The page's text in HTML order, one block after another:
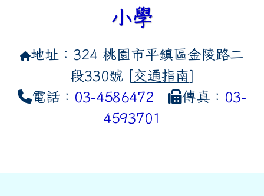
小學
地址：324 桃園市平鎮區金陵路二
段330號 [交通指南]
電話： 03-4586472 傳真： 03-
4593701